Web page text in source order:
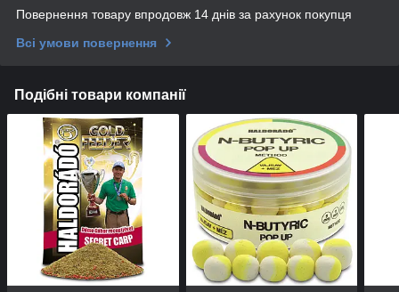
Повернення товару впродовж 14 днів за рахунок покупця
Всі умови повернення
Подібні товари компанії